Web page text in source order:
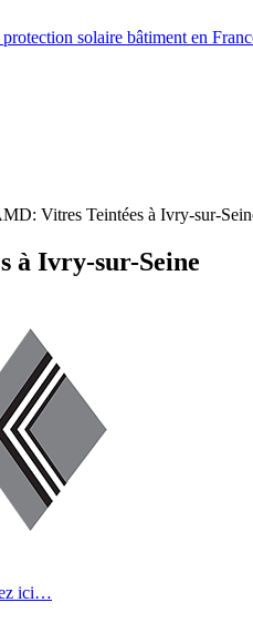
solaire bâtiment en
Vitres Teintées à Ivry-sur-
à Ivry-sur-Seine
ici…